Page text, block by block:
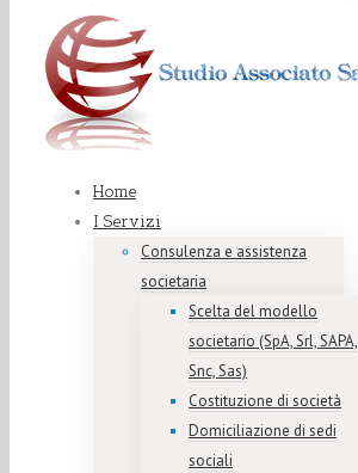
Home
I Servizi
Consulenza e assistenza
societaria
Scelta del modello
societario (SpA, Srl, SAPA,
Snc, Sas)
Costituzione di società
Domiciliazione di sedi
sociali